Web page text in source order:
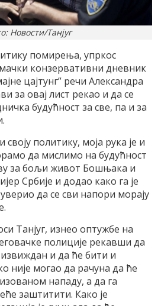
Новости/Танјуг
помирења, упркос
конзервативни дневник
цајтунг” речи Александра
за овај лист рекао и да се
будућност за све, па и за
политику, моја рука је и
да мислимо на будућност
за бољи живот Бошњака и
Србије и додао како га је
да се сви напори морају
Танјуг, изнео оптужбе на
полиције рекавши да
извиждан и да ће бити и
није могао да рачуна да ће
нападу, а да га
заштитити. Како је